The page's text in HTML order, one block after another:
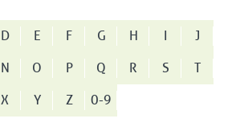
D E F G H I
J
N O P Q R S
T
X Y Z 0-9